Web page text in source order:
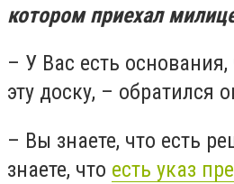
котором приехал
– У Вас есть
эту доску, – обратился
– Вы знаете, что есть
знаете, что есть указ